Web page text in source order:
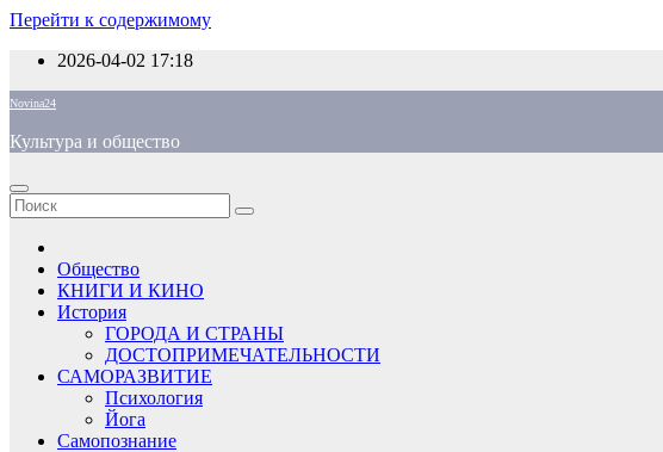
Перейти к содержимому
2026-04-02 17:18
Novina24
Культура и общество
Общество
КНИГИ И КИНО
История
ГОРОДА И СТРАНЫ
ДОСТОПРИМЕЧАТЕЛЬНОСТИ
САМОРАЗВИТИЕ
Психология
Йога
Самопознание